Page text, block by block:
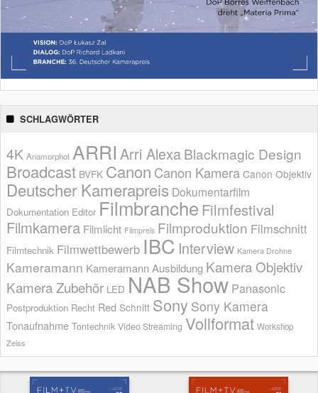
SCHLAGWÖRTER
4K Anamorphot ARRI Arri AlexaBlackmagic Design
Broadcast BVFK Canon Canon Kamera Canon Objektiv
Deutscher Kamerapreis Dokumentarfilm
Dokumentation Editor Filmbranche Filmfestival
Filmkamera Filmlicht Filmpreis Filmproduktion Filmschnitt
Filmtechnik Filmwettbewerb IBC Interview Kamera Drohne
Kameramann Kameramann Ausbildung Kamera Objektiv
Kamera Zubehör LED NAB Show Panasonic
Postproduktion Recht Red Schnitt Sony Sony Kamera
Tonaufnahme Tontechnik Video Streaming Vollformat Workshop
Zeiss